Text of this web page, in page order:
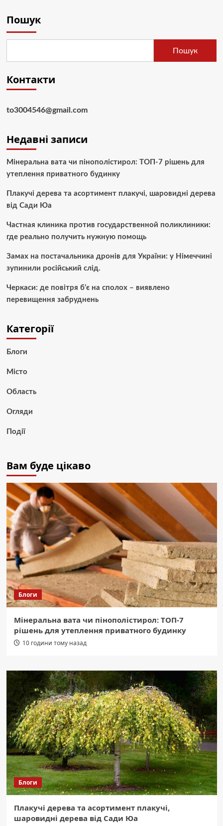
Пошук
Пошук
Контакти
to3004546@gmail.com
Недавні записи
Мінеральна вата чи пінополістирол: ТОП-7 рішень для
утеплення приватного будинку
Плакучі дерева та асортимент плакучі, шаровидні дерева
від Сади Юа
Частная клиника против государственной поликлиники:
где реально получить нужную помощь
Замах на постачальника дронів для України: у Німеччині
зупинили російський слід.
Черкаси: де повітря б’є на сполох – виявлено
перевищення забруднень
Категорії
Блоги
Місто
Область
Огляди
Події
Вам буде цікаво
Блоги
Мінеральна вата чи пінополістирол: ТОП-7
рішень для утеплення приватного будинку
10 години тому назад
Блоги
Плакучі дерева та асортимент плакучі,
шаровидні дерева від Сади Юа